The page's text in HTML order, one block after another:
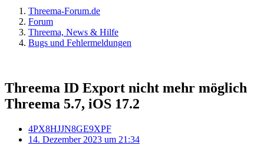
Threema-Forum.de
Forum
Threema, News & Hilfe
Bugs und Fehlermeldungen
Threema ID Export nicht mehr möglich
Threema 5.7, iOS 17.2
4PX8HJJN8GE9XPF
14. Dezember 2023 um 21:34